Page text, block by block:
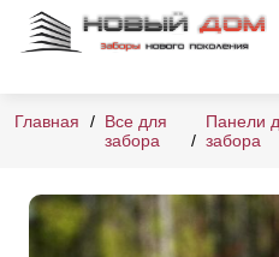
Главная
Все для
забора
Панели
забора